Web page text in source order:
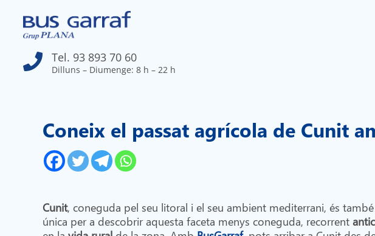
 Tel. 93 893 70 60
Dilluns – Diumenge: 8 h – 22 h
Coneix el passat agrícola de Cunit
Cunit, coneguda pel seu litoral i el seu ambient mediterrani, és
única per a descobrir aquesta faceta menys coneguda, recorrent